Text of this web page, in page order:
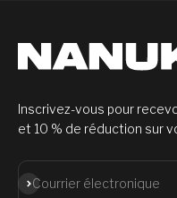
Inscrivez-vous pour
et 10 % de réduction sur
Courrier électronique
S'abonner